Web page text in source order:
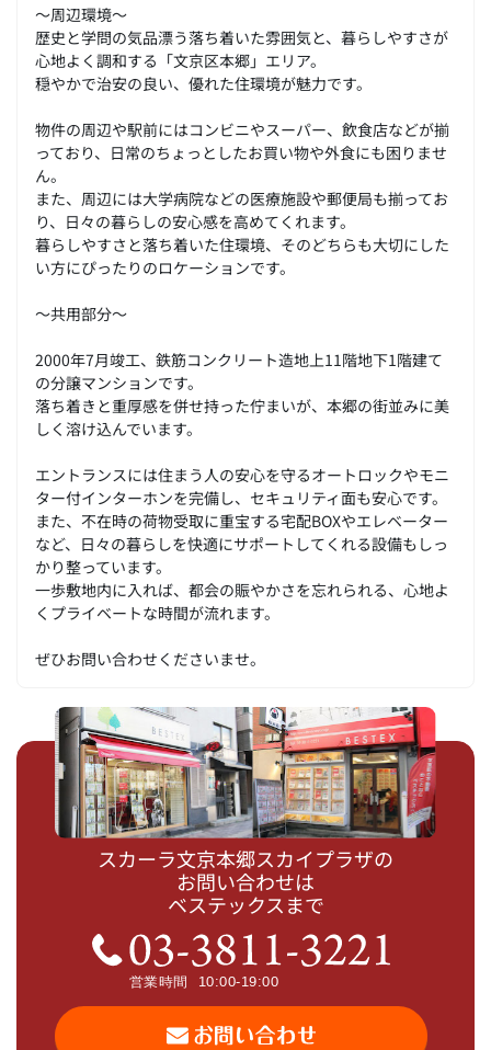
～周辺環境～
歴史と学問の気品漂う落ち着いた雰囲気と、暮らしやすさが
心地よく調和する「文京区本郷」エリア。
穏やかで治安の良い、優れた住環境が魅力です。
物件の周辺や駅前にはコンビニやスーパー、飲食店などが揃
っており、日常のちょっとしたお買い物や外食にも困りませ
ん。
また、周辺には大学病院などの医療施設や郵便局も揃ってお
り、日々の暮らしの安心感を高めてくれます。
暮らしやすさと落ち着いた住環境、そのどちらも大切にした
い方にぴったりのロケーションです。
～共用部分～
2000年7月竣工、鉄筋コンクリート造地上11階地下1階建て
の分譲マンションです。
落ち着きと重厚感を併せ持った佇まいが、本郷の街並みに美
しく溶け込んでいます。
エントランスには住まう人の安心を守るオートロックやモニ
ター付インターホンを完備し、セキュリティ面も安心です。
また、不在時の荷物受取に重宝する宅配BOXやエレベーター
など、日々の暮らしを快適にサポートしてくれる設備もしっ
かり整っています。
一歩敷地内に入れば、都会の賑やかさを忘れられる、心地よ
くプライベートな時間が流れます。
ぜひお問い合わせくださいませ。
スカーラ文京本郷スカイプラザの
お問い合わせは
ベステックスまで